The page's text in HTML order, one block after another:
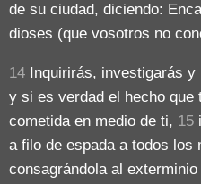
de su ciudad, diciendo:
dioses (que vosotros no
14 Inquirirás, investigarás y
y si es verdad el hecho que
cometida en medio de ti, 15
a filo de espada a todos los
consagrándola al